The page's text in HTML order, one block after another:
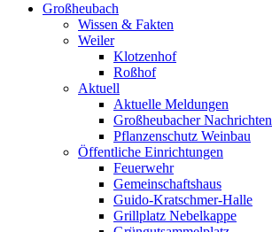
Großheubach
Wissen & Fakten
Weiler
Klotzenhof
Roßhof
Aktuell
Aktuelle Meldungen
Großheubacher Nachrichten
Pflanzenschutz Weinbau
Öffentliche Einrichtungen
Feuerwehr
Gemeinschaftshaus
Guido-Kratschmer-Halle
Grillplatz Nebelkappe